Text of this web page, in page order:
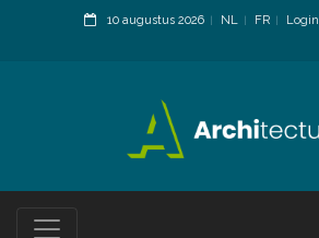
10 augustus 2026 NL FR
Login